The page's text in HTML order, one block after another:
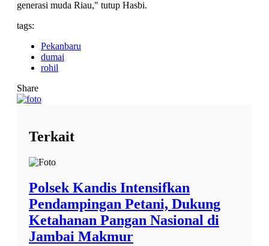
generasi muda Riau," tutup Hasbi.
tags:
Pekanbaru
dumai
rohil
Share
Terkait
Polsek Kandis Intensifkan
Pendampingan Petani, Dukung
Ketahanan Pangan Nasional di
Jambai Makmur